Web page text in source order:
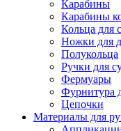
Карабины
Карабины
Кольца для
Ножки для
Полукольца
Ручки для
Фермуары
Фурнитура
Цепочки
Материалы для